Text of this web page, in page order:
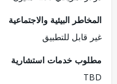
البيئية والاجتماعية
للتطبيق
خدمات استشارية